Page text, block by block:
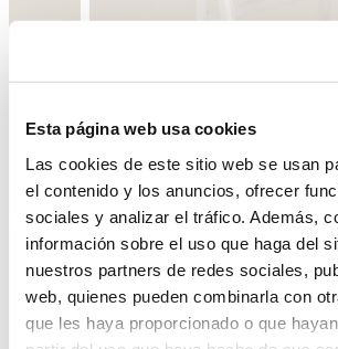
Esta página web usa cookies
Las cookies de este sitio web se usan
el contenido y los anuncios, ofrecer
sociales y analizar el tráfico. Además,
información sobre el uso que haga del
nuestros partners de redes sociales,
web, quienes pueden combinarla con
que les haya proporcionado o que
Enrere Següent